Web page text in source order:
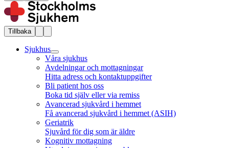
Tillbaka
Sjukhus
Våra sjukhus
Avdelningar och mottagningar
Hitta adress och kontaktuppgifter
Bli patient hos oss
Boka tid själv eller via remiss
Avancerad sjukvård i hemmet
Få avancerad sjukvård i hemmet (ASIH)
Geriatrik
Sjuvård för dig som är äldre
Kognitiv mottagning